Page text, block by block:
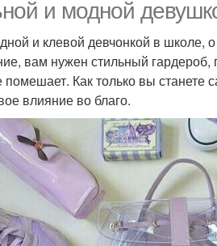
и модной
и клевой девчонкой в школе,
вам нужен стильный
Как только вы
влияние во благо.